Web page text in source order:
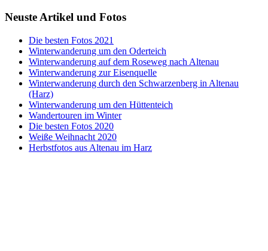
Neuste Artikel und Fotos
Die besten Fotos 2021
Winterwanderung um den Oderteich
Winterwanderung auf dem Roseweg nach Altenau
Winterwanderung zur Eisenquelle
Winterwanderung durch den Schwarzenberg in Altenau
(Harz)
Winterwanderung um den Hüttenteich
Wandertouren im Winter
Die besten Fotos 2020
Weiße Weihnacht 2020
Herbstfotos aus Altenau im Harz